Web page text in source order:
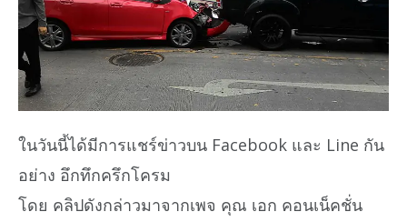
ในวันนี้ได้มีการแชร์ข่าวบน Facebook และ Line กัน
อย่าง อึกทึกครึกโครม
โดย คลิปดังกล่าวมาจากเพจ คุณ เอก คอนเน็คชั่น